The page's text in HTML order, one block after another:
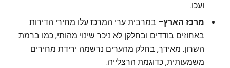
ועכו.
מרכז הארץ– במרבית ערי המרכז עלו מחירי הדירות
באחוזים בודדים ובחלקן לא ניכר שינוי מהותי, כמו ברמת
השרון. מאידך, בחלק מהערים נרשמה ירידת מחירים
משמעותית, כדוגמת הרצלייה.